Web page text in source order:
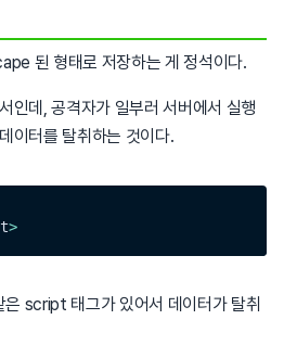
된 형태로 저장하는 게 정석이다.
인데, 공격자가 일부러 서버에서 실행
이터를 탈취하는 것이다.
>
script 태그가 있어서 데이터가 탈취